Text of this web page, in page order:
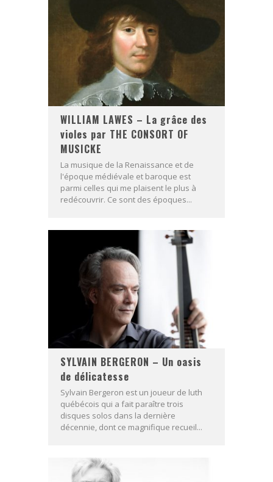
WILLIAM LAWES – La grâce des
violes par THE CONSORT OF
MUSICKE
La musique de la Renaissance et de
l'époque médiévale et baroque est
parmi celles qui me plaisent le plus à
redécouvrir. Ce sont des époques...
SYLVAIN BERGERON – Un oasis
de délicatesse
Sylvain Bergeron est un joueur de luth
québécois qui a fait paraître trois
disques solos dans la dernière
décennie, dont ce magnifique recueil...